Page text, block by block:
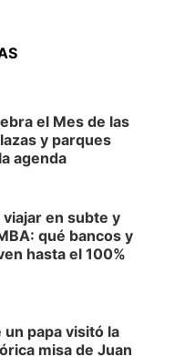
el Mes de las
y parques
agenda
en subte y
qué bancos y
hasta el 100%
un papa visitó la
misa de Juan